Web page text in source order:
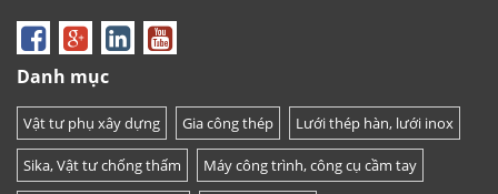
Danh mục
Vật tư phụ xây dựng Gia công thép Lưới thép hàn, lưới inox
Sika, Vật tư chống thấm Máy công trình, công cụ cầm tay